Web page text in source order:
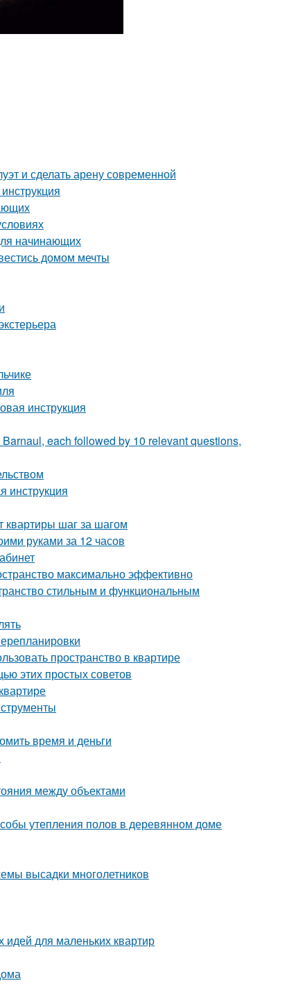
и сделать арену современной
начинающих
домом мечты
инструкция
each followed by 10 relevant questions,
инструкция
квартиры шаг за шагом
руками за 12 часов
максимально эффективно
стильным и функциональным
пространство в квартире
этих простых советов
время и деньги
между объектами
утепления полов в деревянном доме
высадки многолетников
для маленьких квартир